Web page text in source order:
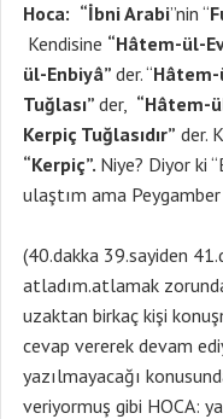
Hoca: “İbni Arabi”nin “
Kendisine “Hâtem-ül-
ül-Enbiyâ” der. “Hâtem-
Tuğlası” der, “Hâtem-
Kerpiç Tuğlasıdır” der.
“Kerpiç”. Niye? Diyor ki
ulaştım ama Peygamber
(40.dakka 39.sayiden
atladım.atlamak
uzaktan birkaç kişi
cevap vererek devam
yazılmayacağı
veriyormuş gibi HOCA: